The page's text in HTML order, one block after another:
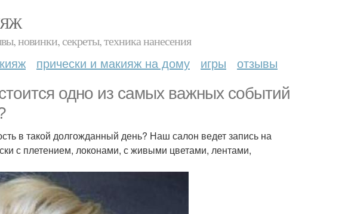
новинки, секреты, техника нанесения
прически и макияж на дому игры отзывы
одно из самых важных событий
в такой долгожданный день? Наш салон ведет запись на
с плетением, локонами, с живыми цветами, лентами,